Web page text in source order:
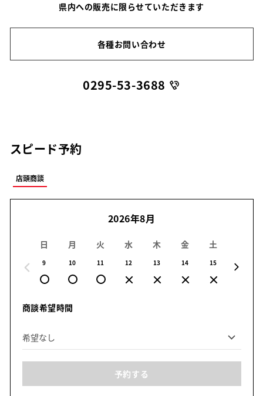
県内への販売に限らせていただきます
各種お問い合わせ
0295-53-3688
スピード予約
店頭商談
2026年8月
日
9
月
10
火
11
水
12
木
13
金
14
土
15
商談希望時間
予約する